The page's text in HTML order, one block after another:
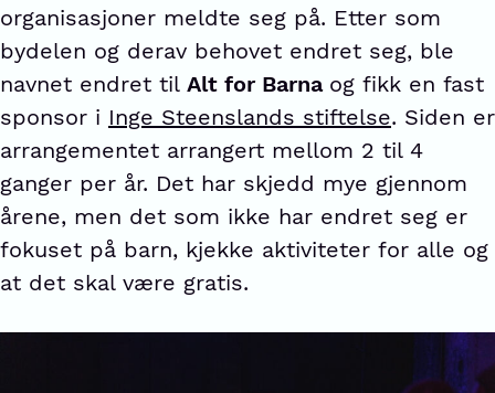
organisasjoner meldte seg på. Etter som
bydelen og derav behovet endret seg, ble
navnet endret til Alt for Barna og fikk en fast
sponsor i Inge Steenslands stiftelse. Siden er
arrangementet arrangert mellom 2 til 4
ganger per år. Det har skjedd mye gjennom
årene, men det som ikke har endret seg er
fokuset på barn, kjekke aktiviteter for alle og
at det skal være gratis.